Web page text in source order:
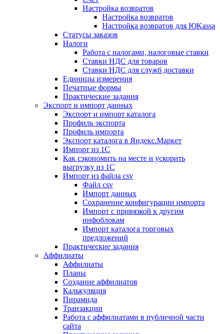
Настройка возвратов
Настройка возвратов
Настройка возвратов для ЮKassa
Статусы заказов
Налоги
Работа с налогами, налоговые ставки
Ставки НДС для товаров
Ставки НДС для служб доставки
Единицы измерения
Печатные формы
Практические задания
Экспорт и импорт данных
Экспорт и импорт каталога
Профиль экспорта
Профиль импорта
Экспорт каталога в Яндекс.Маркет
Импорт из 1С
Как сэкономить на месте и ускорить
выгрузку из 1С
Импорт из файла csv
Файл csv
Импорт данных
Сохранение конфигурации импорта
Импорт с привязкой к другим
инфоблокам
Импорт каталога торговых
предложений
Практические задания
Аффилиаты
Аффилиаты
Планы
Создание аффилиатов
Калькуляция
Пирамида
Транзакции
Работа с аффилиатами в публичной части
сайта